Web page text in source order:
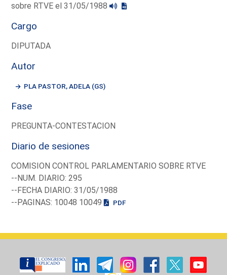
sobre RTVE el 31/05/1988
Cargo
DIPUTADA
Autor
PLA PASTOR, ADELA (GS)
Fase
PREGUNTA-CONTESTACION
Diario de sesiones
COMISION CONTROL PARLAMENTARIO SOBRE RTVE
--NUM. DIARIO: 295
--FECHA DIARIO: 31/05/1988
--PAGINAS: 10048 10049
PDF